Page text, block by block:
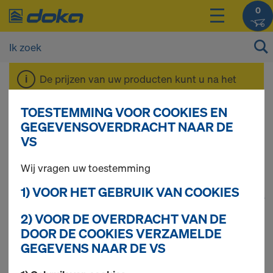
0
De prijzen van uw producten kunt u na het
inloggenbekijken.
Staxo Torens
61 producten gevonden
Meest gezocht
Plinthouder XP
TOESTEMMING VOOR COOKIES EN
GEGEVENSOVERDRACHT NAAR DE
VS
Wij vragen uw toestemming
1) VOOR HET GEBRUIK VAN COOKIES
2) VOOR DE OVERDRACHT VAN DE
DOOR DE COOKIES VERZAMELDE
GEGEVENS NAAR DE VS